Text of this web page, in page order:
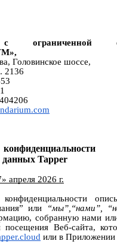
ограниченной
Головинское шоссе,
2136
данных Tapper
апреля 2026 г.
или
“мы”,“нами”,
собранную нами
Веб-сайта,
или в Приложении